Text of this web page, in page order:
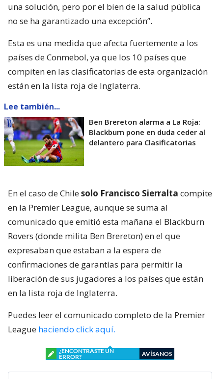
una solución, pero por el bien de la salud pública
no se ha garantizado una excepción”.
Esta es una medida que afecta fuertemente a los
países de Conmebol, ya que los 10 países que
compiten en las clasificatorias de esta organización
están en la lista roja de Inglaterra.
Lee también...
Ben Brereton alarma a La Roja:
Blackburn pone en duda ceder al
delantero para Clasificatorias
En el caso de Chilesolo Francisco Sierralta compite
en la Premier League, aunque se suma al
comunicado que emitió esta mañana el Blackburn
Rovers (donde milita Ben Brereton) en el que
expresaban que estaban a la espera de
confirmaciones de garantías para permitir la
liberación de sus jugadores a los países que están
en la lista roja de Inglaterra.
Puedes leer el comunicado completo de la Premier
League haciendo click aquí.
¿ENCONTRASTE UN
ERROR?
AVÍSANOS